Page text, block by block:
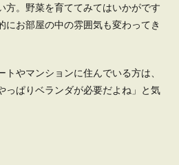
方。野菜を育ててみてはいかがです
にお部屋の中の雰囲気も変わってき
やマンションに住んでいる方は、
っぱりベランダが必要だよね」と気